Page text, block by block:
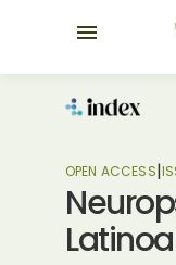
OPEN ACCESS|